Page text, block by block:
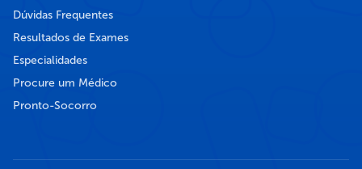
Dúvidas Frequentes
Resultados de Exames
Especialidades
Procure um Médico
Pronto-Socorro